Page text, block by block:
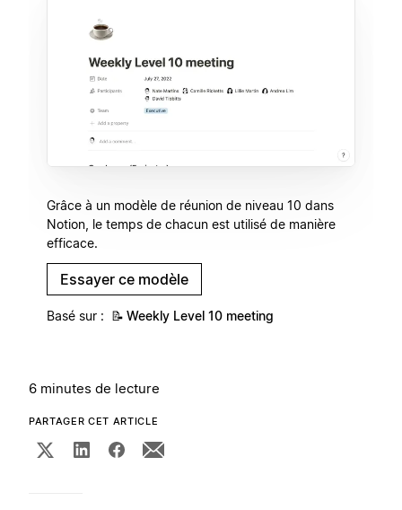
Grâce à un modèle de réunion de niveau 10 dans
Notion, le temps de chacun est utilisé de manière
efficace.
Essayer ce modèle
Basé sur : 📝 Weekly Level 10 meeting
6 minutes de lecture
PARTAGER CET ARTICLE